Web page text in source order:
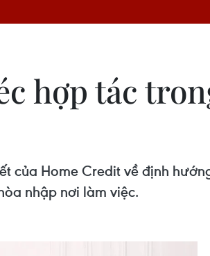
hợp tác
của Home Credit về định
nhập nơi làm việc.